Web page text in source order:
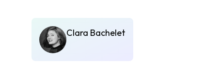
Clara Bachelet